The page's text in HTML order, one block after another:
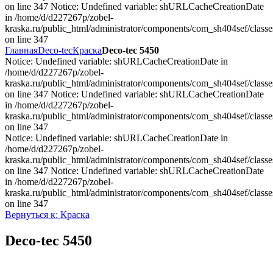
on line 347 Notice: Undefined variable: shURLCacheCreationDate
in /home/d/d227267p/zobel-
kraska.ru/public_html/administrator/components/com_sh404sef/
on line 347
ГлавнаяDeco-tecКраскаDeco-tec 5450
Notice: Undefined variable: shURLCacheCreationDate in
/home/d/d227267p/zobel-
kraska.ru/public_html/administrator/components/com_sh404sef/
on line 347 Notice: Undefined variable: shURLCacheCreationDate
in /home/d/d227267p/zobel-
kraska.ru/public_html/administrator/components/com_sh404sef/
on line 347
Notice: Undefined variable: shURLCacheCreationDate in
/home/d/d227267p/zobel-
kraska.ru/public_html/administrator/components/com_sh404sef/
on line 347 Notice: Undefined variable: shURLCacheCreationDate
in /home/d/d227267p/zobel-
kraska.ru/public_html/administrator/components/com_sh404sef/
on line 347
Вернуться к: Краска
Deco-tec 5450